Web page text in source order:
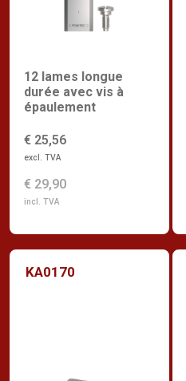
12 lames longue
durée avec vis à
épaulement
€ 25,56
excl. TVA
€ 29,90
incl. TVA
KA0170